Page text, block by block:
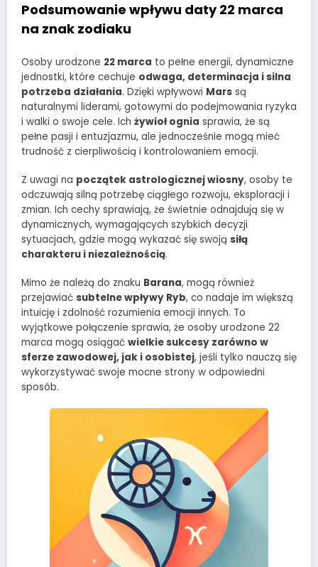
Podsumowanie wpływu daty 22 marca
na znak zodiaku
Osoby urodzone 22 marca to pełne energii, dynamiczne
jednostki, które cechuje odwaga, determinacja i silna
potrzeba działania. Dzięki wpływowi Mars są
naturalnymi liderami, gotowymi do podejmowania ryzyka
i walki o swoje cele. Ich żywioł ognia sprawia, że są
pełne pasji i entuzjazmu, ale jednocześnie mogą mieć
trudność z cierpliwością i kontrolowaniem emocji.
Z uwagi na początek astrologicznej wiosny, osoby te
odczuwają silną potrzebę ciągłego rozwoju, eksploracji i
zmian. Ich cechy sprawiają, że świetnie odnajdują się w
dynamicznych, wymagających szybkich decyzji
sytuacjach, gdzie mogą wykazać się swoją siłą
charakteru i niezależnością.
Mimo że należą do znaku Barana, mogą również
przejawiać subtelne wpływy Ryb, co nadaje im większą
intuicję i zdolność rozumienia emocji innych. To
wyjątkowe połączenie sprawia, że osoby urodzone 22
marca mogą osiągać wielkie sukcesy zarówno w
sferze zawodowej, jak i osobistej, jeśli tylko nauczą się
wykorzystywać swoje mocne strony w odpowiedni
sposób.